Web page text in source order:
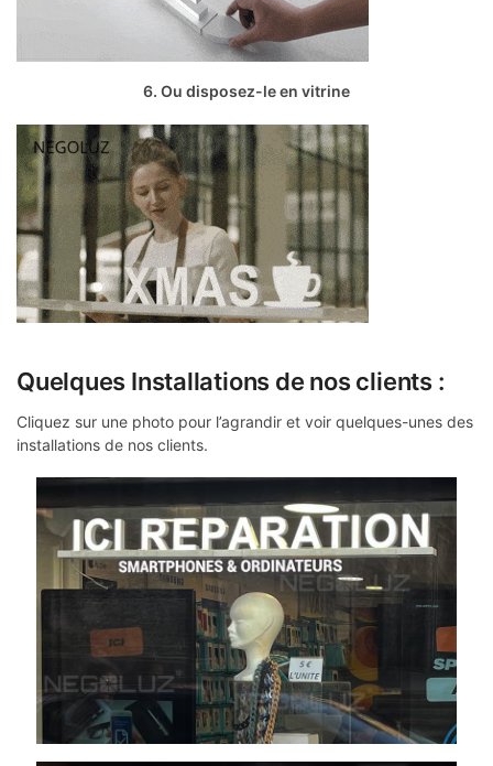
6. Ou disposez-le en vitrine
Quelques Installations de nos clients :
Cliquez sur une photo pour l’agrandir et voir quelques-unes des
installations de nos clients.